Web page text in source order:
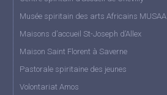
Musée spiritain des arts Africains MUSAA
Maisons d’accueil St-Joseph d’Allex
Maison Saint Florent à Saverne
Pastorale spiritaine des jeunes
Volontariat Amos